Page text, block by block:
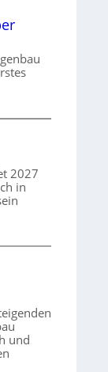
2027
in
und